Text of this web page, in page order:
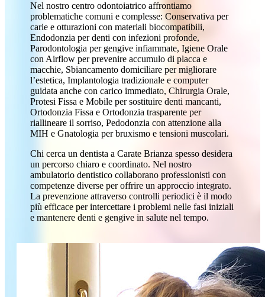
Nel nostro centro odontoiatrico affrontiamo
problematiche comuni e complesse: Conservativa per
carie e otturazioni con materiali biocompatibili,
Endodonzia per denti con infezioni profonde,
Parodontologia per gengive infiammate, Igiene Orale
con Airflow per prevenire accumulo di placca e
macchie, Sbiancamento domiciliare per migliorare
l’estetica, Implantologia tradizionale e computer
guidata anche con carico immediato, Chirurgia Orale,
Protesi Fissa e Mobile per sostituire denti mancanti,
Ortodonzia Fissa e Ortodonzia trasparente per
riallineare il sorriso, Pedodonzia con attenzione alla
MIH e Gnatologia per bruxismo e tensioni muscolari.
Chi cerca un dentista a Carate Brianza spesso desidera
un percorso chiaro e coordinato. Nel nostro
ambulatorio dentistico collaborano professionisti con
competenze diverse per offrire un approccio integrato.
La prevenzione attraverso controlli periodici è il modo
più efficace per intercettare i problemi nelle fasi iniziali
e mantenere denti e gengive in salute nel tempo.